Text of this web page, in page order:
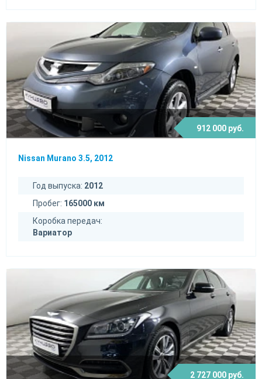
912 000 руб.
Nissan Murano 3.5, 2012
Год выпуска: 2012
Пробег: 165000 км
Коробка передач:
Вариатор
2 727 000 руб.